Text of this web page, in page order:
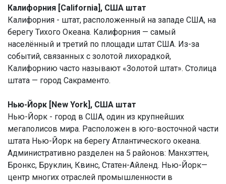
Калифорния [California], США штат
Калифорния - штат, расположенный на западе США, на
берегу Тихого Океана. Калифорния — самый
населённый и третий по площади штат США. Из-за
событий, связанных с золотой лихорадкой,
Калифорнию часто называют «Золотой штат». Столица
штата — город Сакраменто.
Нью-Йорк [New York], США штат
Нью-Йорк - город в США, один из крупнейших
мегаполисов мира. Расположен в юго-восточной части
штата Нью-Йорк на берегу Атлантического океана.
Административно разделен на 5 районов: Манхэттен,
Бронкс, Бруклин, Квинс, Статен-Айленд. Нью-Йорк—
центр многих отраслей промышленности в